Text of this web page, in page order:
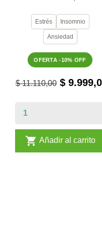
Estrés Insomnio
Ansiedad
OFERTA -10% OFF
$ 11.110,00 $
 Añadir al carrito